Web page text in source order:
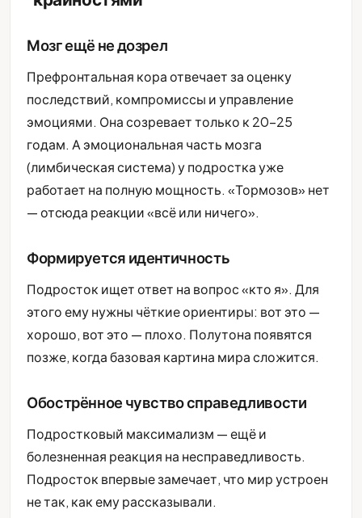
Мозг ещё не дозрел
Префронтальная кора отвечает за оценку
последствий, компромиссы и управление
эмоциями. Она созревает только к 20-25
годам. А эмоциональная часть мозга
(лимбическая система) у подростка уже
работает на полную мощность. «Тормозов» нет
— отсюда реакции «всё или ничего».
Формируется идентичность
Подросток ищет ответ на вопрос «кто я». Для
этого ему нужны чёткие ориентиры: вот это —
хорошо, вот это — плохо. Полутона появятся
позже, когда базовая картина мира сложится.
Обострённое чувство справедливости
Подростковый максимализм — ещё и
болезненная реакция на несправедливость.
Подросток впервые замечает, что мир устроен
не так, как ему рассказывали.